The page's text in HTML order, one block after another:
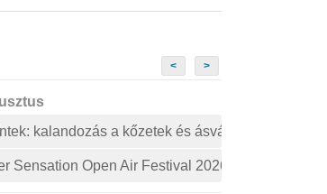
< >
kalandozás a kőzetek és ásványok izgalmas
Sensation Open Air Festival 2026: